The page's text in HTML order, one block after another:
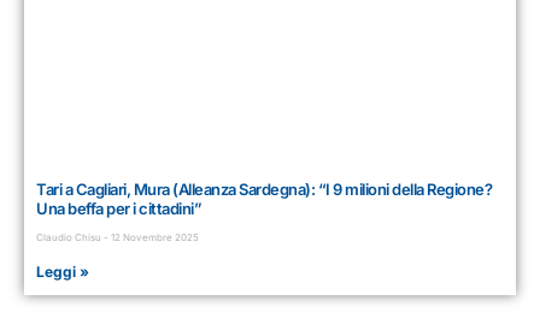
Tari a Cagliari, Mura (Alleanza Sardegna): “I 9 milioni della Regione?
Una beffa per i cittadini”
Claudio Chisu 12 Novembre 2025
Leggi »